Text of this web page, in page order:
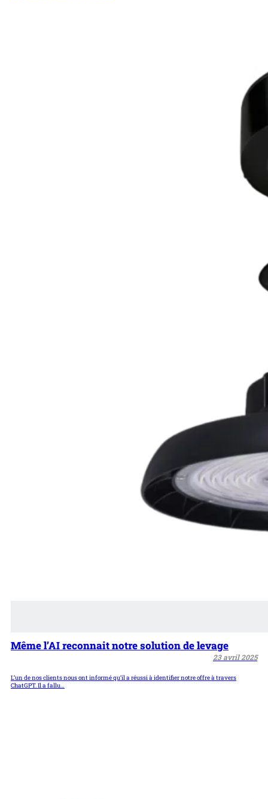
Même l’AI reconnait notre solution de levage
23 avril 2025
L’un de nos clients nous ont informé qu’il a réussi à identifier notre offre à travers
ChatGPT. Il a fallu…